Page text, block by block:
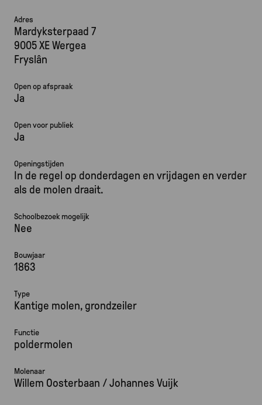
Bouwjaar
1863
Type
Kantige molen, grondzeiler
Functie
poldermolen
Molenaar
Willem Oosterbaan / Johannes Vuijk
Adres
Mardyksterpaad 7
9005 XE Wergea
Fryslân
Open op afspraak
Ja
Open voor publiek
Ja
Openingstijden
In de regel op donderdagen en vrijdagen en verder
als de molen draait.
Schoolbezoek mogelijk
Nee